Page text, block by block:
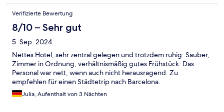
Verifizierte Bewertung
8/10 – Sehr gut
5. Sep. 2024
Nettes Hotel, sehr zentral gelegen und trotzdem ruhig. Sauber,
Zimmer in Ordnung, verhältnismäßig gutes Frühstück. Das
Personal war nett, wenn auch nicht herausragend. Zu
empfehlen für einen Städtetrip nach Barcelona.
Julia, Aufenthalt von 3 Nächten